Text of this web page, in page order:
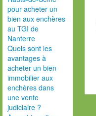
pour acheter un
bien aux enchères
au TGI de
Nanterre
Quels sont les
avantages à
acheter un bien
immobilier aux
enchères dans
une vente
judiciaire ?